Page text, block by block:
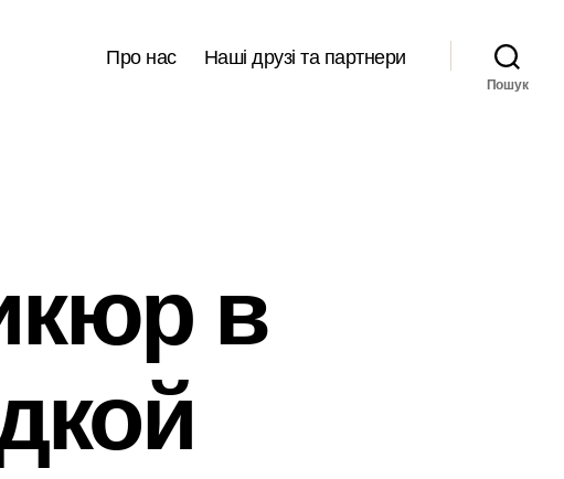
Про нас Наші друзі та партнери
Пошук
в